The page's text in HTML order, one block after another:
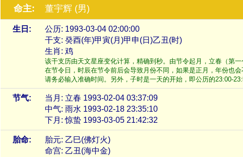
命主: 董宇辉 (男)
生日:
公历: 1993-03-04 02:00:00
干支: 癸酉(年)甲寅(月)甲申(日)乙丑(时)
生肖: 鸡
该干支历由天文星座变化计算，精确到秒。由节令起月，立春（第
在节令日，时辰在节令前后会导致月份不同，如果是正月，年份也
请务必输入准确时间。另外，子时是一天的开始，即公历的23:00-
节气:
当月: 立春 1993-02-04 03:37:09
中气: 雨水 1993-02-18 23:35:10
下月: 惊蛰 1993-03-05 21:42:32
胎命:
胎元: 乙巳(佛灯火)
命宫: 乙丑(海中金)